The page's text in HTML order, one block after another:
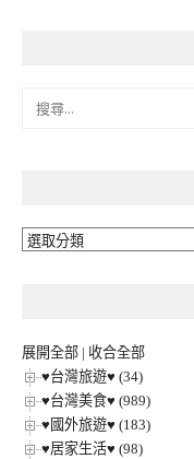
🔎
展開全部 | 收合全部
♥台灣旅遊♥ (34)
♥台灣美食♥ (989)
♥國外旅遊♥ (183)
♥居家生活♥ (98)